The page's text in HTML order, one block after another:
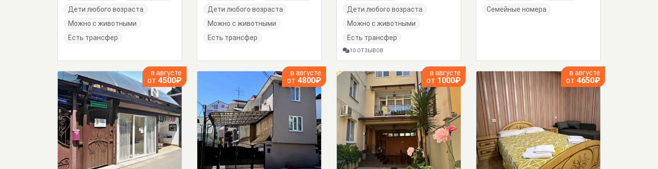
Дети любого возраста
Можно с животными
Есть трансфер
Дети любого возраста
Можно с животными
Есть трансфер
Дети любого возраста
Можно с животными
Есть трансфер
10 ОТЗЫВОВ
Семейные номера
в августе
от 4500₽
в августе
от 4800₽
в августе
от 1000₽
в августе
от 4650₽